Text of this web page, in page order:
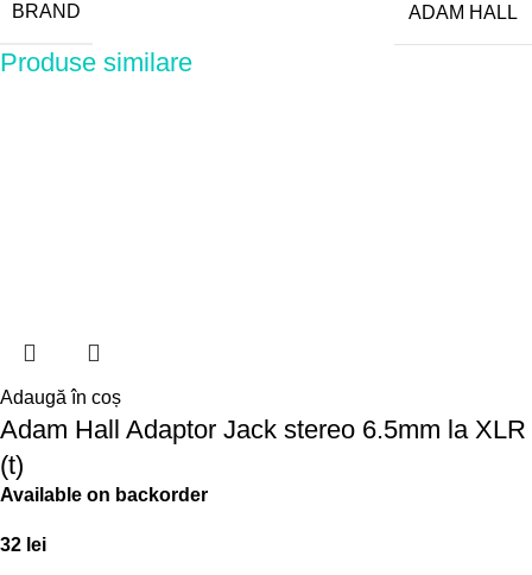
BRAND ADAM HALL
Produse similare
Adaugă în coș
Adam Hall Adaptor Jack stereo 6.5mm la XLR
(t)
Available on backorder
32 lei